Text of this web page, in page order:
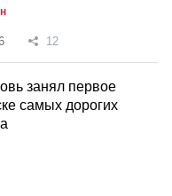
12
занял первое
самых дорогих